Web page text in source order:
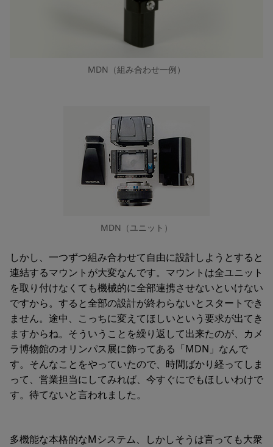
MDN（組み合わせ一例）
MDN（ユニット）
しかし、一つずつ組み合わせて自由に設計しようとすると
連結するマウントが大変なんです。マウントは全ユニット
を取り付けなくても機械的に全部連携させないといけない
ですから。すると全部の設計が終わらないとスタートでき
ません。途中、こっちに変えてほしいという要求が出てき
ますからね。そういうことを繰り返して出来たのが、カメ
ラ博物館のオリンパス展に飾ってある「MDN」なんで
す。そんなことをやっていたので、時間ばかり経ってしま
って、営業担当にしてみれば、今すぐにでもほしいわけで
す。待てないと言われました。
多機能な本格的なMシステム、しかしそうは言っても大衆